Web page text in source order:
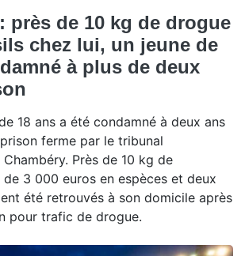
près de 10 kg de drogue
chez lui, un jeune de
à plus de deux
18 ans a été condamné à deux ans
ferme par le tribunal
Près de 10 kg de
3 000 euros en espèces et deux
été retrouvés à son domicile après
pour trafic de drogue.